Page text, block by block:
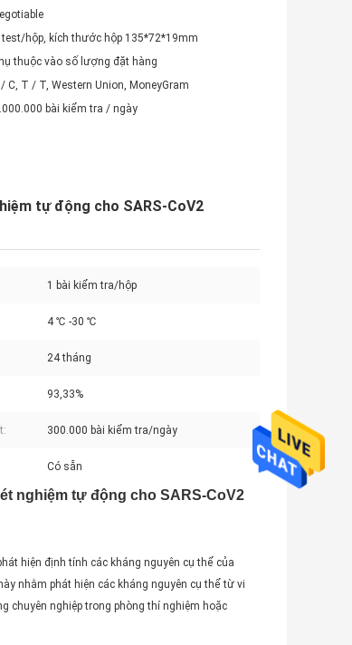
test/hộp, kích thước hộp 135*72*19mm
thuộc vào số lượng đặt hàng
/ C, T / T, Western Union, MoneyGram
bài kiểm tra / ngày
tự động cho SARS-CoV2
1 bài kiểm tra/hộp
4 ℃ -30 ℃
24 tháng
93,33%
300.000 bài kiểm tra/ngày
Có sẵn
nghiệm tự động cho SARS-CoV2
hiện định tính các kháng nguyên cụ thể của
nhằm phát hiện các kháng nguyên cụ thể từ vi
chuyên nghiệp trong phòng thí nghiệm hoặc